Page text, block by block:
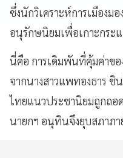
ซึ่งนักวิเคราะห์การเมืองม
อนุรักษนิยมเพื่อเกาะกระ
นี่คือ การเดิมพันที่คุ้มค่าข
จากนางสาวแพทองธาร ชิ
ไทยแนวประชานิยมถูกถอ
นายกฯ อนุทินจึงยุบสภาภา